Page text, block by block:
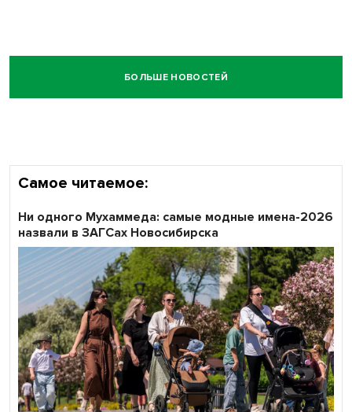
БОЛЬШЕ НОВОСТЕЙ
Самое читаемое:
Ни одного Мухаммеда: самые модные имена-2026
назвали в ЗАГСах Новосибирска